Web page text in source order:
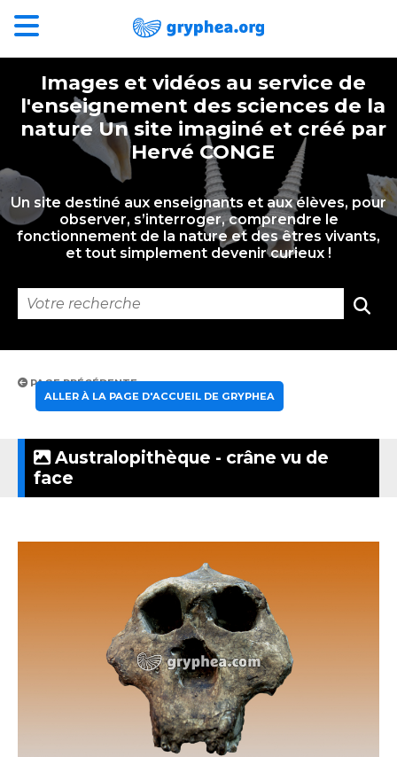
Images et vidéos au service de
l'enseignement des sciences de la
nature Un site imaginé et créé par
Hervé CONGE
Un site destiné aux enseignants et aux élèves, pour
observer, s’interroger, comprendre le
fonctionnement de la nature et des êtres vivants,
et tout simplement devenir curieux !
PAGE PRÉCÉDENTE
ALLER À LA PAGE D'ACCUEIL DE GRYPHEA
Australopithèque - crâne vu de
face